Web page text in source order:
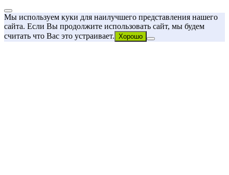
Мы используем куки для наилучшего представления нашего
сайта. Если Вы продолжите использовать сайт, мы будем
считать что Вас это устраивает. Хорошо